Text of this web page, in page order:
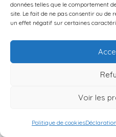
données telles que le comportement
site. Le fait de ne pas consentir ou de
un effet négatif sur certaines
Voir les
Politique de cookies
Des plaintes
publicitaire
auprès du
indemnités et